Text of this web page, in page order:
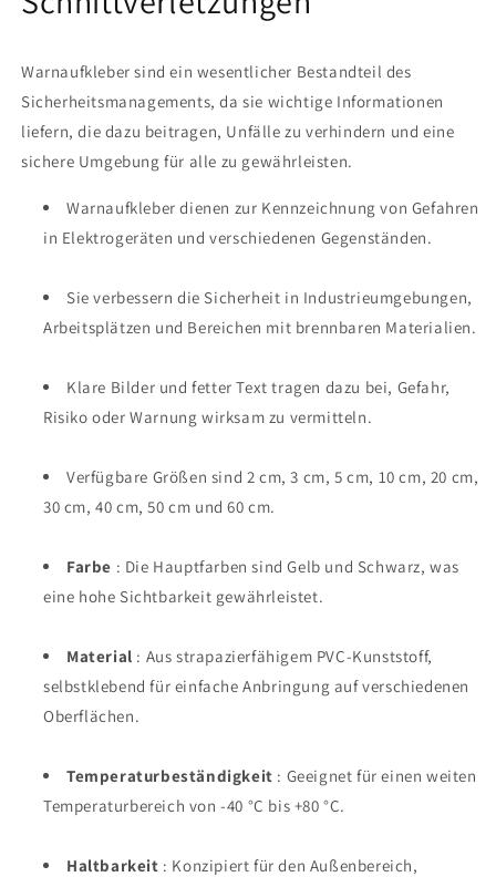
034
034
Warnaufkleber sind ein wesentlicher Bestandteil des
Sicherheitsmanagements, da sie wichtige Informationen
liefern, die dazu beitragen, Unfälle zu verhindern und eine
sichere Umgebung für alle zu gewährleisten.
Warnaufkleber dienen zur Kennzeichnung von Gefahren
in Elektrogeräten und verschiedenen Gegenständen.
Sie verbessern die Sicherheit in Industrieumgebungen,
Arbeitsplätzen und Bereichen mit brennbaren Materialien.
Klare Bilder und fetter Text tragen dazu bei, Gefahr,
Risiko oder Warnung wirksam zu vermitteln.
Verfügbare Größen sind 2 cm, 3 cm, 5 cm, 10 cm, 20 cm,
30 cm, 40 cm, 50 cm und 60 cm.
Farbe : Die Hauptfarben sind Gelb und Schwarz, was
eine hohe Sichtbarkeit gewährleistet.
Material : Aus strapazierfähigem PVC-Kunststoff,
selbstklebend für einfache Anbringung auf verschiedenen
Oberflächen.
Temperaturbeständigkeit : Geeignet für einen weiten
Temperaturbereich von -40 °C bis +80 °C.
Haltbarkeit : Konzipiert für den Außenbereich,